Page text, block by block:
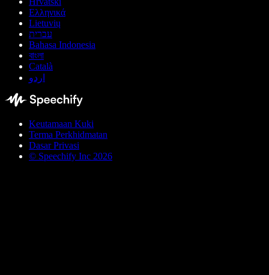
Ελληνικά
Lietuvių
עברית
Bahasa Indonesia
বাংলা
Català
اردو
Keutamaan Kuki
Terma Perkhidmatan
Dasar Privasi
© Speechify Inc 2026